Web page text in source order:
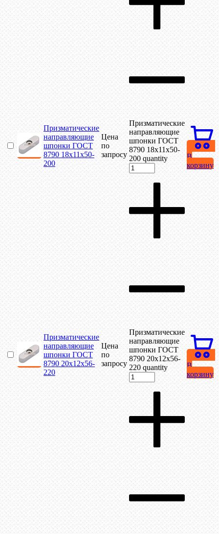
Призматические
направляющие
шпонки ГОСТ
8790 18х11х50-
200
Цена
по
запросу
Призматические
направляющие
шпонки ГОСТ
8790 18х11х50-
200 quantity
В
корзину
Призматические
направляющие
шпонки ГОСТ
8790 20х12х56-
220
Цена
по
запросу
Призматические
направляющие
шпонки ГОСТ
8790 20х12х56-
220 quantity
В
корзину